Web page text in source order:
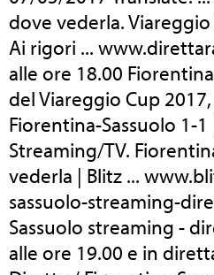
dove vederla.
Ai rigori ...
alle ore 18.00
del Viareggio Cup
Fiorentina-Sassuolo 1-
Streaming/TV.
vederla | Blitz ...
sassuolo-streaming-
Sassuolo streaming -
alle ore 19.00 e in